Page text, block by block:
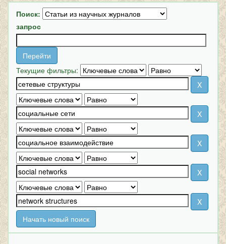
Поиск:
запрос
Текущие фильтры:
Начать новый поиск